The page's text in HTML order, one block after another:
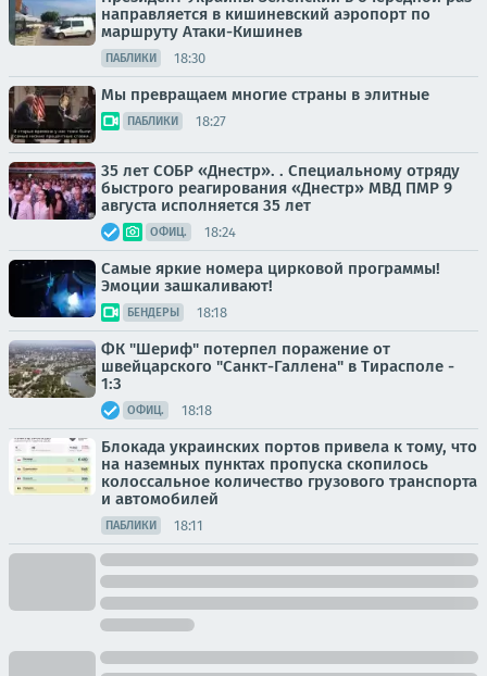
направляется в кишиневский аэропорт по
маршруту Атаки-Кишинев
ПАБЛИКИ 18:30
Мы превращаем многие страны в элитные
ПАБЛИКИ 18:27
35 лет СОБР «Днестр». . Специальному отряду
быстрого реагирования «Днестр» МВД ПМР 9
августа исполняется 35 лет
ОФИЦ. 18:24
Самые яркие номера цирковой программы!
Эмоции зашкаливают!
БЕНДЕРЫ 18:18
ФК "Шериф" потерпел поражение от
швейцарского "Санкт-Галлена" в Тирасполе -
1:3
ОФИЦ. 18:18
Блокада украинских портов привела к тому, что
на наземных пунктах пропуска скопилось
колоссальное количество грузового транспорта
и автомобилей
ПАБЛИКИ 18:11